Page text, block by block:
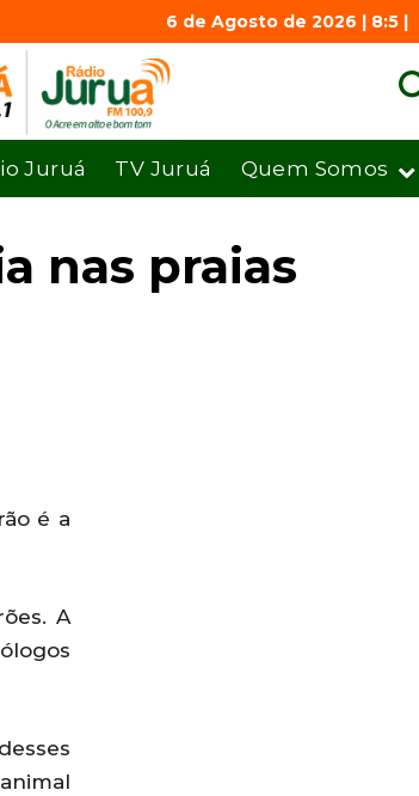
6 de Agosto de 2026 | 8:5 |
Juruá TV Juruá Quem Somos
nas praias
é a
A